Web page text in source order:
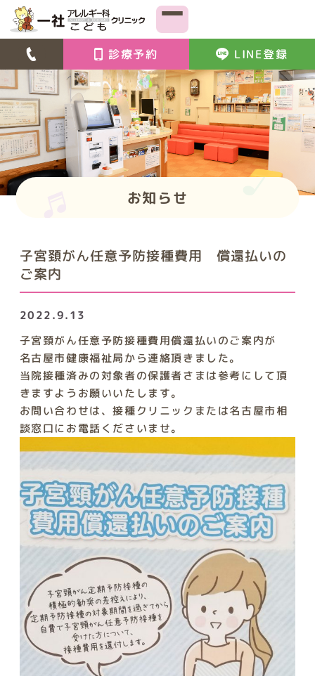
診療予約 LINE登録
お知らせ
子宮頚がん任意予防接種費用 償還払いの
ご案内
2022.9.13
子宮頚がん任意予防接種費用償還払いのご案内が
名古屋市健康福祉局から連絡頂きました。
当院接種済みの対象者の保護者さまは参考にして頂
きますようお願いいたします。
お問い合わせは、接種クリニックまたは名古屋市相
談窓口にお電話くださいませ。